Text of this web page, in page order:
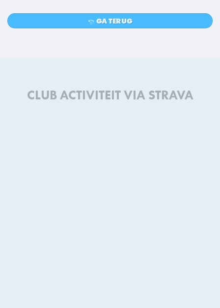
GA TERUG
CLUB ACTIVITEIT VIA STRAVA